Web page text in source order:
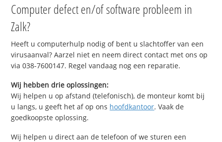
Computer defect en/of software probleem in
Zalk?
Heeft u computerhulp nodig of bent u slachtoffer van een
virusaanval? Aarzel niet en neem direct contact met ons op
via 038-7600147. Regel vandaag nog een reparatie.
Wij hebben drie oplossingen:
Wij helpen u op afstand (telefonisch), de monteur komt bij
u langs, u geeft het af op ons hoofdkantoor. Vaak de
goedkoopste oplossing.
Wij helpen u direct aan de telefoon of we sturen een